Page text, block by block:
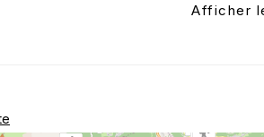
Auteur
Afficher